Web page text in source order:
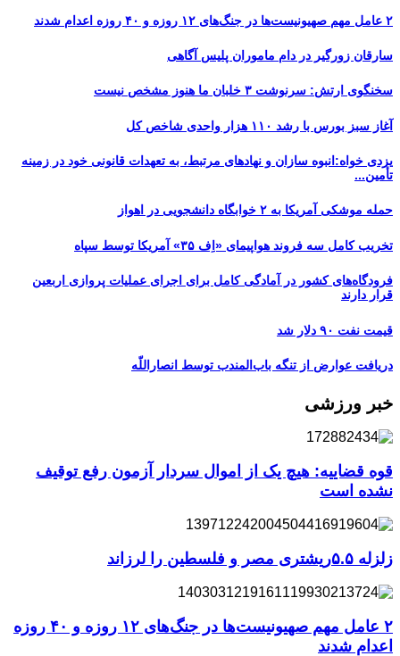
۲ عامل مهم صهیونیست‌ها در جنگ‌های ۱۲ روزه و ۴۰ روزه اعدام شدند
سارقان زورگیر در دام ماموران پلیس آگاهی
سخنگوی ارتش: سرنوشت ۳ خلبان ما هنوز مشخص نیست
آغاز سبز بورس با رشد ۱۱۰ هزار واحدی شاخص کل
یزدی خواه:انبوه سازان و نهادهای مرتبط، به تعهدات قانونی خود در زمینه
تأمین...
حمله موشکی آمریکا به ۲ خوابگاه دانشجویی در اهواز
تخریب کامل سه فروند هواپیمای «اِف ۳۵» آمریکا توسط سپاه
فرودگاه‌های کشور در آمادگی کامل برای اجرای عملیات پروازی اربعین
قرار دارند
قیمت نفت ۹۰ دلار شد
دریافت عوارض از تنگه باب‌المندب توسط انصاراللّه
خبر ورزشی
قوه قضاییه: هیچ یک از اموال سردار آزمون رفع توقیف
نشده است
زلزله ۵.۵ریشتری مصر و فلسطین را لرزاند
۲ عامل مهم صهیونیست‌ها در جنگ‌های ۱۲ روزه و ۴۰ روزه
اعدام شدند